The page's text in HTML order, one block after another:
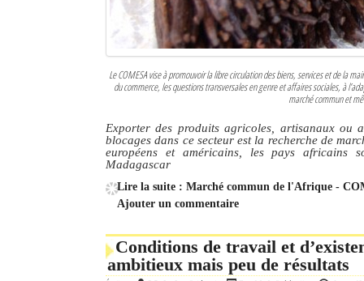
Le COMESA vise à promouvoir la libre circulation des biens, services et de la
du commerce, les questions transversales en genre et affaires sociales, à
marché commun et
Exporter des produits agricoles, artisanaux ou
blocages dans ce secteur est la recherche de
européens et américains, les pays africains
Madagascar
Lire la suite : Marché commun de l'Afrique -
Ajouter un commentaire
Conditions de travail et
ambitieux mais peu de résultats